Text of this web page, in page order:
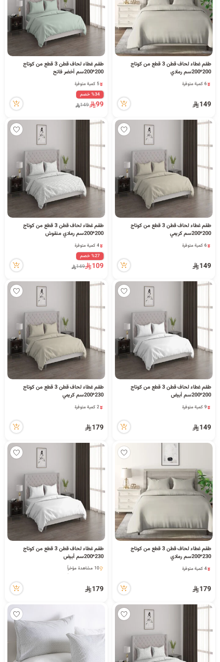
طقم غطاء لحاف قطن 3 قطع من كوتاج
200*200سم رمادي
6 كمية متوفرة
6 مشاهدة مؤخراً
149
طقم غطاء لحاف قطن 3 قطع من كوتاج
200*200سم أخضر فاتح
5 كمية متوفرة
11 مشاهدة مؤخراً
5 كمية متوفرة
11 مشاهدة مؤخراً
%34 خصم
99
149
طقم غطاء لحاف قطن 3 قطع من كوتاج
200*200سم كريمي
6 كمية متوفرة
16 مشاهدة مؤخراً
149
طقم غطاء لحاف قطن 3 قطع من كوتاج
200*200سم رمادي منقوش
4 كمية متوفرة
27 مشاهدة مؤخراً
4 كمية متوفرة
27 مشاهدة مؤخراً
%27 خصم
109
149
طقم غطاء لحاف قطن 3 قطع من كوتاج
200*200سم أبيض
9 كمية متوفرة
26 مشاهدة مؤخراً
9 كمية متوفرة
149
طقم غطاء لحاف قطن 3 قطع من كوتاج
230*200سم كريمي
2 كمية متوفرة
2 كمية متوفرة
8 مشاهدة مؤخراً
179
طقم غطاء لحاف قطن 3 قطع من كوتاج
230*200سم رمادي
4 كمية متوفرة
4 كمية متوفرة
14 مشاهدة مؤخراً
179
طقم غطاء لحاف قطن 3 قطع من كوتاج
230*200سم أبيض
10 مشاهدة مؤخراً
179